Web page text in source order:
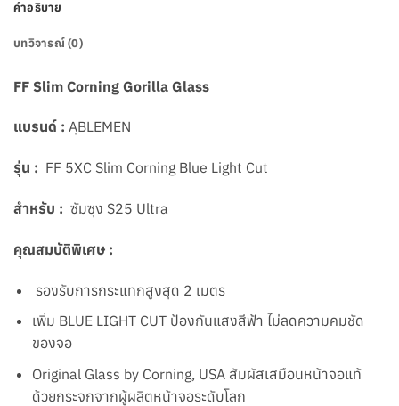
คำอธิบาย
บทวิจารณ์ (0)
FF Slim Corning Gorilla Glass
แบรนด์ : AฺBLEMEN
รุ่น : FF 5XC Slim Corning Blue Light Cut
สำหรับ : ซัมซุง S25 Ultra
คุณสมบัติพิเศษ :
รองรับการกระแทกสูงสุด 2 เมตร
เพิ่ม BLUE LIGHT CUT ป้องกันแสงสีฟ้า ไม่ลดความคมชัด
ของจอ
Original Glass by Corning, USA สัมผัสเสมือนหน้าจอแท้
ด้วยกระจกจากผู้ผลิตหน้าจอระดับโลก